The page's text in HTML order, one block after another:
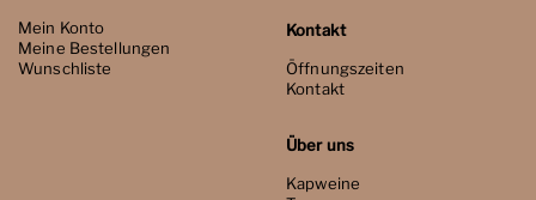
Mein Konto
Meine Bestellungen
Wunschliste
Kontakt
Öffnungszeiten
Kontakt
Über uns
Kapweine